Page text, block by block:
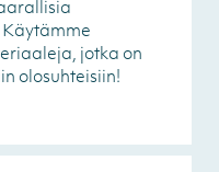
jotka on
olosuhteisiin!